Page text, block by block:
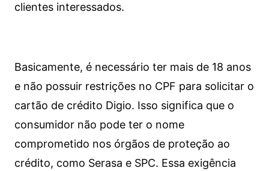
clientes interessados.
Basicamente, é necessário ter mais de 18 anos
e não possuir restrições no CPF para solicitar o
cartão de crédito Digio. Isso significa que o
consumidor não pode ter o nome
comprometido nos órgãos de proteção ao
crédito, como Serasa e SPC. Essa exigência